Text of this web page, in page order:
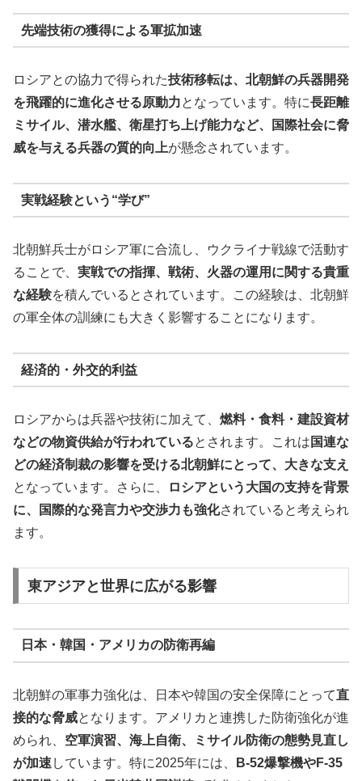
先端技術の獲得による軍拡加速
ロシアとの協力で得られた技術移転は、北朝鮮の兵器開発
を飛躍的に進化させる原動力となっています。特に長距離
ミサイル、潜水艦、衛星打ち上げ能力など、国際社会に脅
威を与える兵器の質的向上が懸念されています。
実戦経験という“学び”
北朝鮮兵士がロシア軍に合流し、ウクライナ戦線で活動す
ることで、 実戦での指揮、戦術、火器の運用に関する貴重
な経験を積んでいるとされています。この経験は、北朝鮮
の軍全体の訓練にも大きく影響することになります。
経済的・外交的利益
ロシアからは兵器や技術に加えて、 燃料・食料・建設資材
などの物資供給が行われているとされます。これは 国連な
どの経済制裁の影響を受ける北朝鮮にとって、大きな支え
となっています。さらに、
ロシアという大国の支持を背景
に、国際的な発言力や交渉力も強化されていると考えられ
ます。
東アジアと世界に広がる影響
日本・韓国・アメリカの防衛再編
北朝鮮の軍事力強化は、日本や韓国の安全保障にとって直
接的な脅威となります。アメリカと連携した防衛強化が進
められ、 空軍演習、海上自衛、ミサイル防衛の態勢見直し
が加速 しています。特に2025年には、
B-52爆撃機やF-35